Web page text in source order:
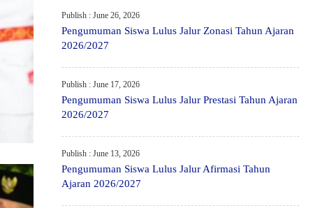
Publish : June 26, 2026
Pengumuman Siswa Lulus Jalur Zonasi Tahun Ajaran
2026/2027
Publish : June 17, 2026
Pengumuman Siswa Lulus Jalur Prestasi Tahun Ajaran
2026/2027
Publish : June 13, 2026
Pengumuman Siswa Lulus Jalur Afirmasi Tahun
Ajaran 2026/2027